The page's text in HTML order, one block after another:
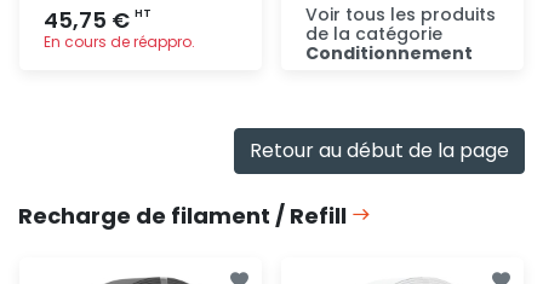
45,75 € HT
En cours de réappro.
Voir tous les produits
de la catégorie
Conditionnement
Retour au début de la page
Recharge de filament / Refill